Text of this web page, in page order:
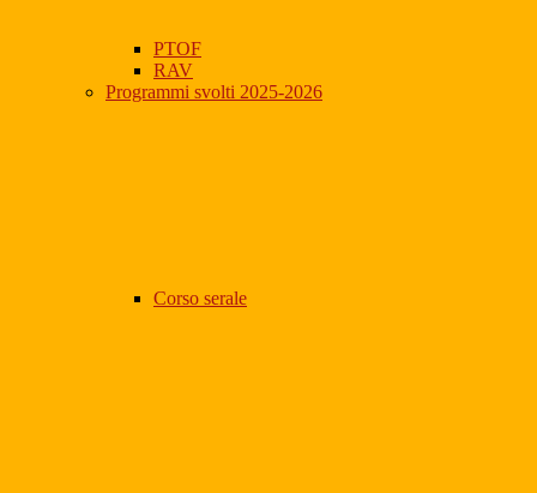
PTOF
RAV
Programmi svolti 2025-2026
Corso serale